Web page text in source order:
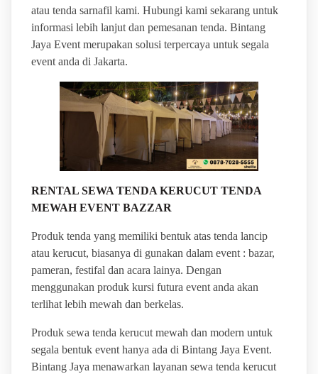
atau tenda sarnafil kami. Hubungi kami sekarang untuk
informasi lebih lanjut dan pemesanan tenda. Bintang
Jaya Event merupakan solusi terpercaya untuk segala
event anda di Jakarta.
RENTAL SEWA TENDA KERUCUT TENDA
MEWAH EVENT BAZZAR
Produk tenda yang memiliki bentuk atas tenda lancip
atau kerucut, biasanya di gunakan dalam event : bazar,
pameran, festifal dan acara lainya. Dengan
menggunakan produk kursi futura event anda akan
terlihat lebih mewah dan berkelas.
Produk sewa tenda kerucut mewah dan modern untuk
segala bentuk event hanya ada di Bintang Jaya Event.
Bintang Jaya menawarkan layanan sewa tenda kerucut